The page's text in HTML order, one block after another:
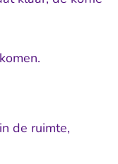
de ruimte,